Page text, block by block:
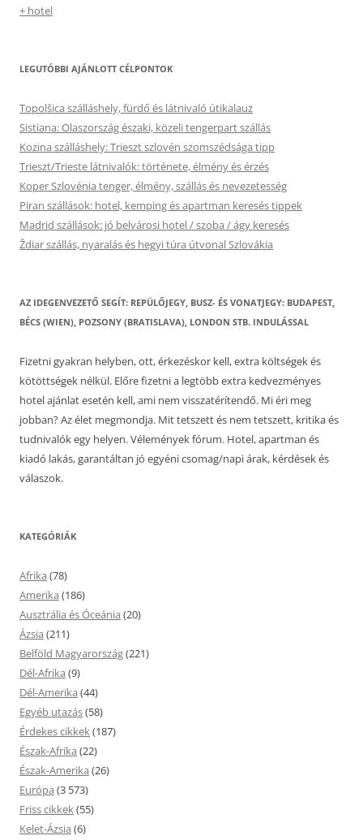
+ hotel
LEGUTÓBBI AJÁNLOTT CÉLPONTOK
Topolšica szálláshely, fürdő és látnivaló útikalauz
Sistiana: Olaszország északi, közeli tengerpart szállás
Kozina szálláshely: Trieszt szlovén szomszédsága tipp
Trieszt/Trieste látnivalók: története, élmény és érzés
Koper Szlovénia tenger, élmény, szállás és nevezetesség
Piran szállások: hotel, kemping és apartman keresés tippek
Madrid szállások: jó belvárosi hotel / szoba / ágy keresés
Ždiar szállás, nyaralás és hegyi túra útvonal Szlovákia
AZ IDEGENVEZETŐ SEGÍT: REPÜLŐJEGY, BUSZ- ÉS VONATJEGY: BUDAPEST,
BÉCS (WIEN), POZSONY (BRATISLAVA), LONDON STB. INDULÁSSAL
Fizetni gyakran helyben, ott, érkezéskor kell, extra költségek és
kötöttségek nélkül. Előre fizetni a legtöbb extra kedvezményes
hotel ajánlat esetén kell, ami nem visszatérítendő. Mi éri meg
jobban? Az élet megmondja. Mit tetszett és nem tetszett, kritika és
tudnivalók egy helyen. Vélemények fórum. Hotel, apartman és
kiadó lakás, garantáltan jó egyéni csomag/napi árak, kérdések és
válaszok.
KATEGÓRIÁK
Afrika (78)
Amerika (186)
Ausztrália és Óceánia (20)
Ázsia (211)
Belföld Magyarország(221)
Dél-Afrika (9)
Dél-Amerika (44)
Egyéb utazás(58)
Érdekes cikkek(187)
Észak-Afrika (22)
Észak-Amerika (26)
Európa (3 573)
Friss cikkek(55)
Kelet-Ázsia (6)